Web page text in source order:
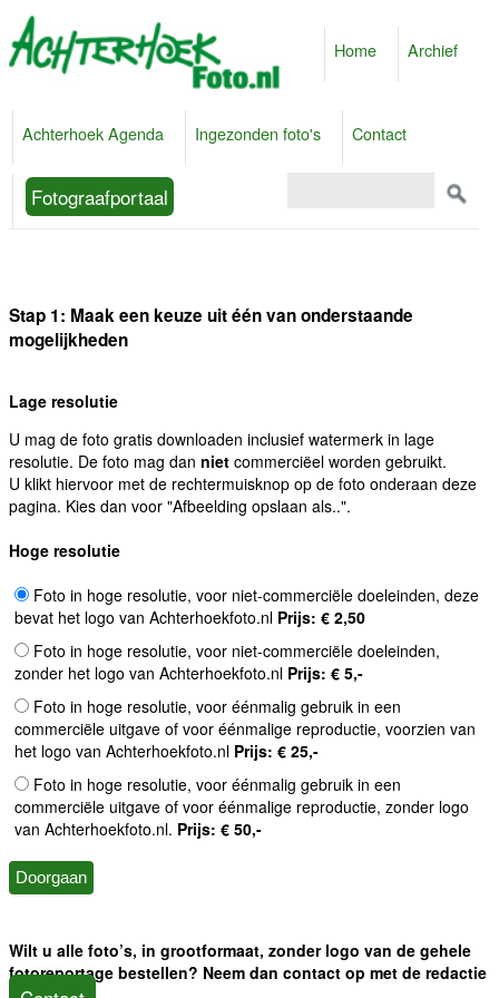
Home Archief
Achterhoek Agenda Ingezonden foto's Contact
Fotograafportaal
Stap 1: Maak een keuze uit één van onderstaande
mogelijkheden
Lage resolutie
U mag de foto gratis downloaden inclusief watermerk in lage
resolutie. De foto mag dan niet commerciëel worden gebruikt.
U klikt hiervoor met de rechtermuisknop op de foto onderaan deze
pagina. Kies dan voor "Afbeelding opslaan als..".
Hoge resolutie
Foto in hoge resolutie, voor niet-commerciële doeleinden, deze
bevat het logo van Achterhoekfoto.nl Prijs: € 2,50
Foto in hoge resolutie, voor niet-commerciële doeleinden,
zonder het logo van Achterhoekfoto.nl Prijs: € 5,-
Foto in hoge resolutie, voor éénmalig gebruik in een
commerciële uitgave of voor éénmalige reproductie, voorzien van
het logo van Achterhoekfoto.nl Prijs: € 25,-
Foto in hoge resolutie, voor éénmalig gebruik in een
commerciële uitgave of voor éénmalige reproductie, zonder logo
van Achterhoekfoto.nl. Prijs: € 50,-
Wilt u alle foto’s, in grootformaat, zonder logo van de gehele
fotoreportage bestellen? Neem dan contact op met de redactie